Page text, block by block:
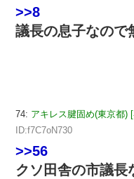
>>8
議長の息子なので
74: アキレス腱固め(東京都) [
ID:f7C7oN730
>>56
クソ田舎の市議長